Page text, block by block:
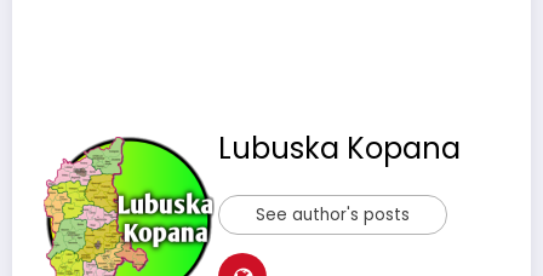
Lubuska Kopana
See author's posts